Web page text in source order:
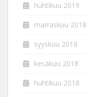
huhtikuu 2019
marraskuu 2018
syyskuu 2018
kesäkuu 2018
huhtikuu 2018